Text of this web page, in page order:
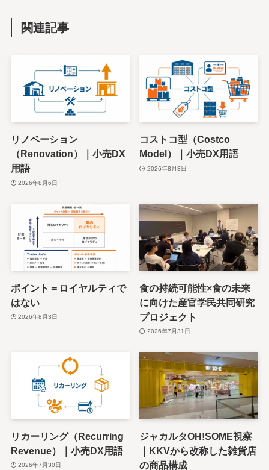
関連記事
リノベーション
（Renovation）｜小売DX
用語
2026年8月6日
コストコ型（Costco
Model）｜小売DX用語
2026年8月3日
ポイント＝ロイヤルティで
はない
2026年8月3日
食の持続可能性×食の未来
に向けた産官学民共同研究
プロジェクト
2026年7月31日
リカーリング（Recurring
Revenue）｜小売DX用語
2026年7月30日
ジャカルタOH!SOME視察
｜KKVから改称した雑貨店
の商品構成